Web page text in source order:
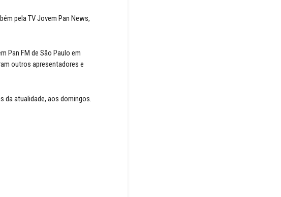
pela TV Jovem Pan News,
Pan FM de São Paulo em
outros apresentadores e
da atualidade, aos domingos.